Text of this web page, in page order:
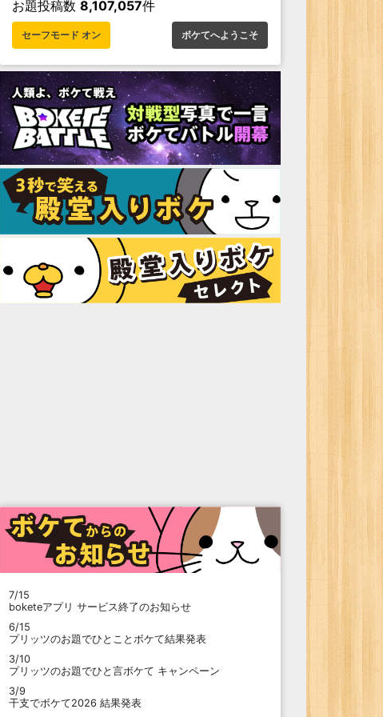
お題投稿数 8,107,057件
セーフモード オン ボケてへようこそ
7/15
boketeアプリ サービス終了のお知らせ
6/15
プリッツのお題でひとことボケて結果発表
3/10
プリッツのお題でひと言ボケて キャンペーン
3/9
干支でボケて2026 結果発表